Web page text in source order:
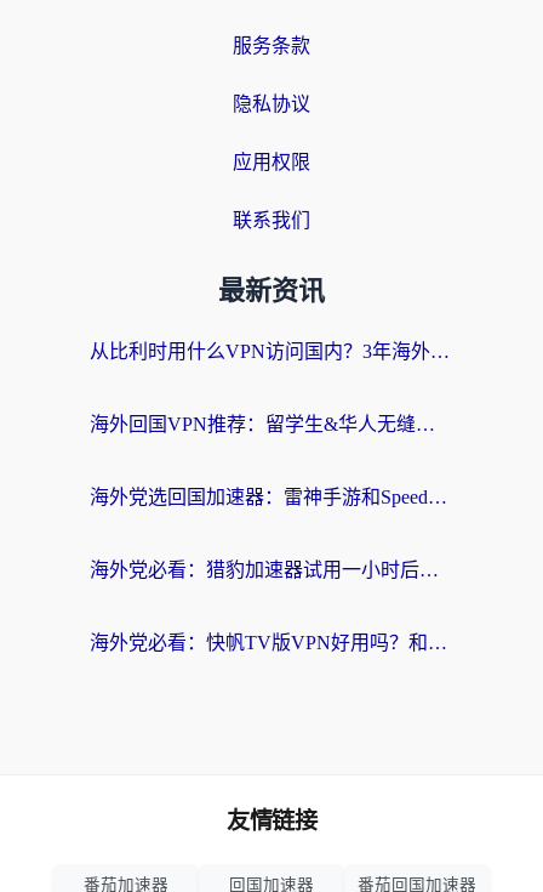
服务条款
隐私协议
应用权限
联系我们
最新资讯
从比利时用什么VPN访问国内？3年海外党亲测有效的无缝回国上网指南
海外回国VPN推荐：留学生&华人无缝访问国内资源的实用指南
海外党选回国加速器：雷神手游和SpeedCN哪个好？附避坑指南
海外党必看：猎豹加速器试用一小时后，我终于找到无缝访问国内资源的正确姿势
海外党必看：快帆TV版VPN好用吗？和畅游VPN对比哪个回国效果更好？附实用选择指南
友情链接
番茄加速器 回国加速器 番茄回国加速器